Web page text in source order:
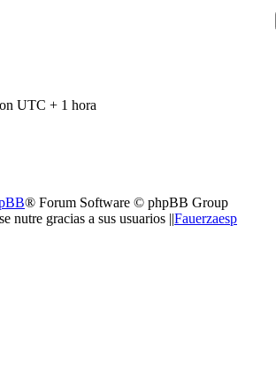
UTC + 1 hora
® Forum Software © phpBB Group
nutre gracias a sus usuarios ||Fauerzaesp